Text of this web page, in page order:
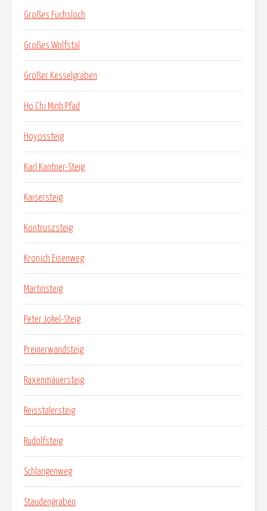
Großes Fuchsloch
Großes Wolfstal
Großer Kesselgraben
Ho Chi Minh Pfad
Hoyossteig
Karl Kantner-Steig
Kaisersteig
Kontruszsteig
Kronich Eisenweg
Martinsteig
Peter Jokel-Steig
Preinerwandsteig
Raxenmäuersteig
Reisstalersteig
Rudolfsteig
Schlangenweg
Staudengraben